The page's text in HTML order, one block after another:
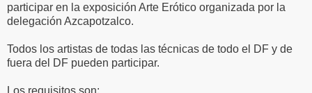
participar en la exposición Arte Erótico organizada por la
delegación Azcapotzalco.
Todos los artistas de todas las técnicas de todo el DF y de
fuera del DF pueden participar.
Los requisitos son: